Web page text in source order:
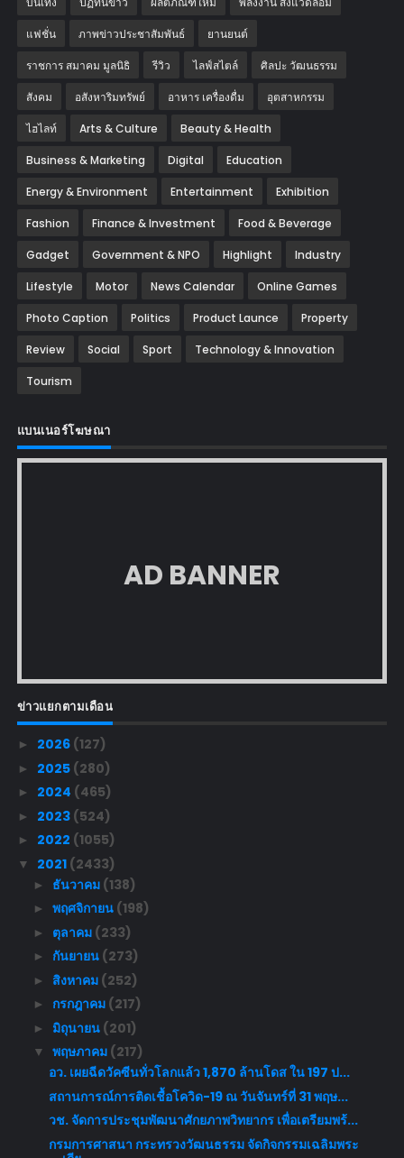
แฟชั่น ภาพข่าวประชาสัมพันธ์ ‎ยานยนต์‎
ราชการ สมาคม มูลนิธิ รีวิว ไลฟ์สไตล์ ศิลปะ วัฒนธรรม
สังคม อสังหาริมทรัพย์ อาหาร เครื่องดื่ม อุตสาหกรรม
ไฮไลท์ Arts & Culture Beauty & Health
Business & Marketing Digital Education
Energy & Environment Entertainment Exhibition
Fashion Finance & Investment Food & Beverage
Gadget Government & NPO Highlight Industry
Lifestyle Motor News Calendar Online Games
Photo Caption Politics Product Launce Property
Review Social Sport Technology & Innovation
Tourism
แบนเนอร์โฆษณา
AD BANNER
ข่าวแยกตามเดือน
► 2026 (127)
► 2025 (280)
► 2024 (465)
► 2023 (524)
► 2022 (1055)
▼ 2021 (2433)
► ธันวาคม (138)
► พฤศจิกายน (198)
► ตุลาคม (233)
► กันยายน (273)
► สิงหาคม (252)
► กรกฎาคม (217)
► มิถุนายน (201)
▼ พฤษภาคม (217)
อว. เผยฉีดวัคซีนทั่วโลกแล้ว 1,870 ล้านโดส ใน 197 ป...
สถานการณ์การติดเชื้อโควิด-19 ณ วันจันทร์ที่ 31 พฤษ...
วช. จัดการประชุมพัฒนาศักยภาพวิทยากร เพื่อเตรียมพร้...
กรมการศาสนา กระทรวงวัฒนธรรม จัดกิจกรรมเฉลิมพระ